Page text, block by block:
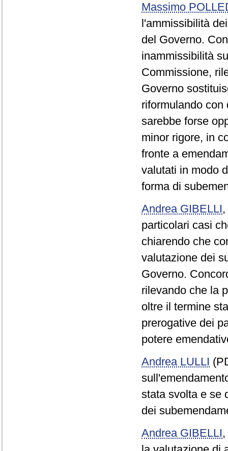
Massimo
l'ammissibilità
del Governo.
inammissibilità
Commissione,
Governo
riformulando
sarebbe forse
minor rigore, in
fronte a
valutati in modo
forma di
Andrea GIBELLI,
particolari casi
chiarendo che
valutazione dei
Governo.
rilevando che la
oltre il termine
prerogative dei
potere
Andrea LULLI
stata svolta e se
dei
Andrea GIBELLI,